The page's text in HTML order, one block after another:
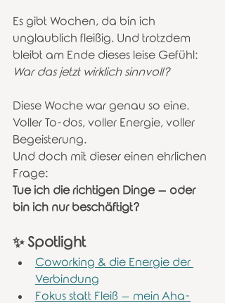
Es gibt Wochen, da bin ich
unglaublich fleißig. Und trotzdem
bleibt am Ende dieses leise Gefühl:
War das jetzt wirklich sinnvoll?
Diese Woche war genau so eine.
Voller To-dos, voller Energie, voller
Begeisterung.
Und doch mit dieser einen ehrlichen
Frage:
Tue ich die richtigen Dinge – oder
bin ich nur beschäftigt?
✨ Spotlight
Coworking & die Energie der
Verbindung
Fokus statt Fleiß – mein Aha-